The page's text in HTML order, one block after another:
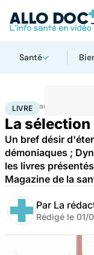
Santé
Accueil Santé
LIVRE
La
Un bref désir
démoniaques ;
les livres
Magazine de la
Par La
Rédigé le 01/